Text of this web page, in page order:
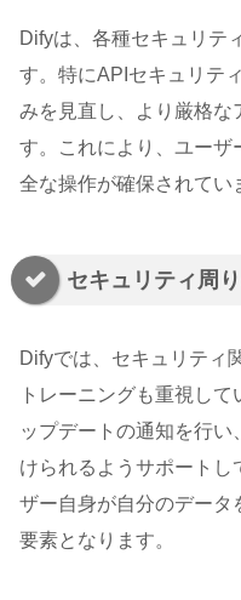
Difyは、各種セキュリテ
す。特にAPIセキュリテ
みを見直し、より厳格な
す。これにより、ユーザ
全な操作が確保されてい
セキュリティ周
Difyでは、セキュリティ
トレーニングも重視し
ップデートの通知を行
けられるようサポートし
ザー自身が自分のデータ
要素となります。